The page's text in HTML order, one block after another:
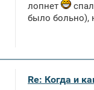
н
и
лопнет
было больно),
Re: Когда и